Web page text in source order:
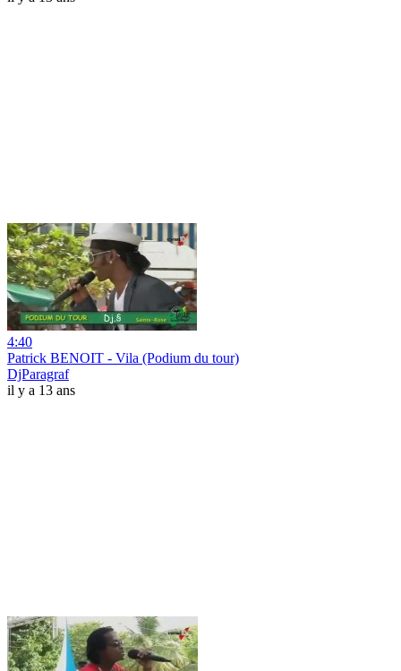
4:40
Patrick BENOIT - Vila (Podium du tour)
DjParagraf
il y a 13 ans